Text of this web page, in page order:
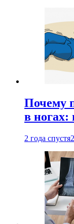
Почему
в ногах:
2 года спустя